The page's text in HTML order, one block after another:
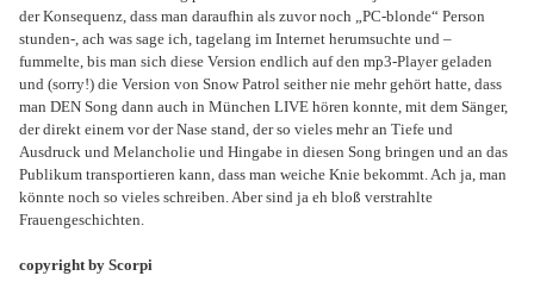
der Konsequenz, dass man daraufhin als zuvor noch „PC-blonde“ Person
stunden-, ach was sage ich, tagelang im Internet herumsuchte und –
fummelte, bis man sich diese Version endlich auf den mp3-Player geladen
und (sorry!) die Version von Snow Patrol seither nie mehr gehört hatte, dass
man DEN Song dann auch in München LIVE hören konnte, mit dem Sänger,
der direkt einem vor der Nase stand, der so vieles mehr an Tiefe und
Ausdruck und Melancholie und Hingabe in diesen Song bringen und an das
Publikum transportieren kann, dass man weiche Knie bekommt. Ach ja, man
könnte noch so vieles schreiben. Aber sind ja eh bloß verstrahlte
Frauengeschichten.
copyright by Scorpi